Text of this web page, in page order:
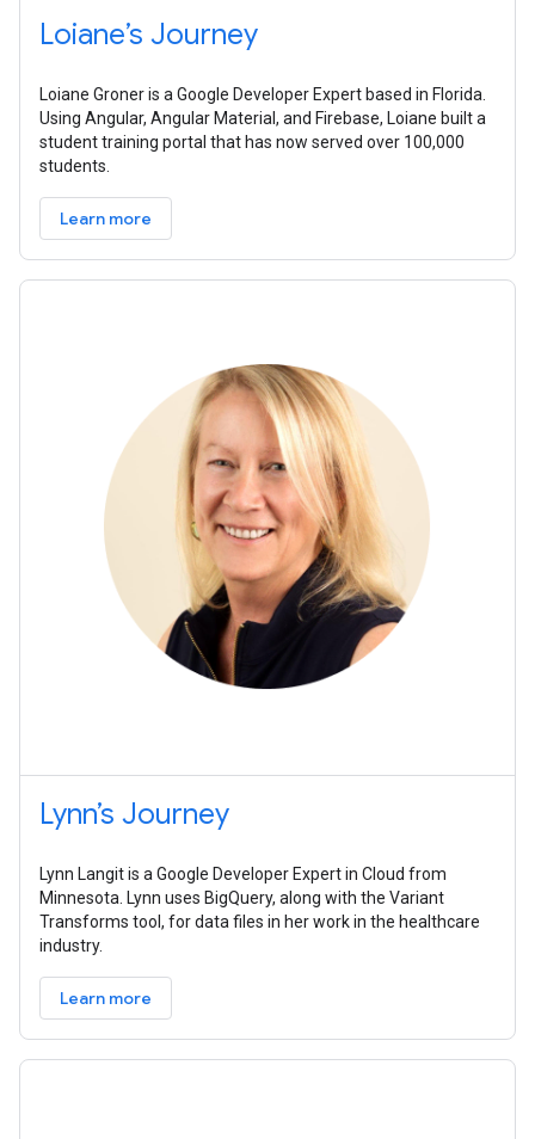
Loiane’s Journey
Loiane Groner is a Google Developer Expert based in Florida.
Using Angular, Angular Material, and Firebase, Loiane built a
student training portal that has now served over 100,000
students.
Learn more
Lynn’s Journey
Lynn Langit is a Google Developer Expert in Cloud from
Minnesota. Lynn uses BigQuery, along with the Variant
Transforms tool, for data files in her work in the healthcare
industry.
Learn more